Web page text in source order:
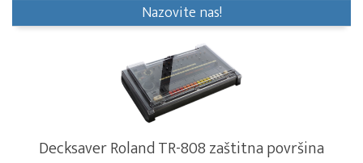
Nazovite nas!
Decksaver Roland TR-808 zaštitna površina